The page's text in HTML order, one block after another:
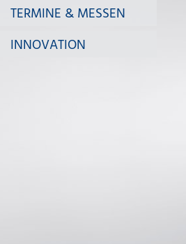
TERMINE & MESSEN
INNOVATION